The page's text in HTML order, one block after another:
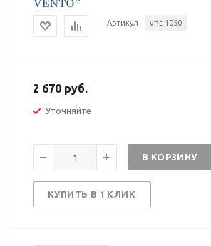
Артикул vnt 1050
2 670 руб.
Уточняйте
В КОРЗИНУ
КУПИТЬ В 1 КЛИК